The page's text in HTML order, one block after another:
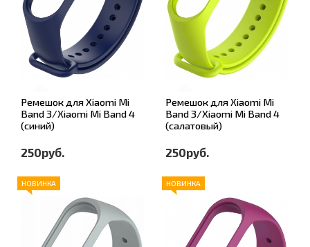
Ремешок для Xiaomi Mi
Band 3/Xiaomi Mi Band 4
(синий)
250руб.
Ремешок для Xiaomi Mi
Band 3/Xiaomi Mi Band 4
(салатовый)
250руб.
НОВИНКА НОВИНКА